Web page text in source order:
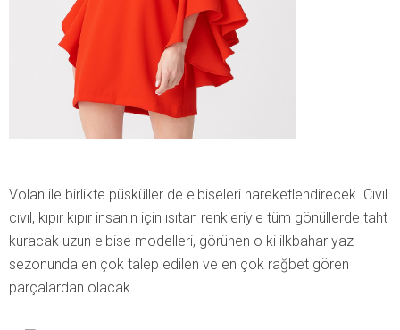
Volan ile birlikte püsküller de elbiseleri hareketlendirecek. Cıvıl
cıvıl, kıpır kıpır insanın için ısıtan renkleriyle tüm gönüllerde taht
kuracak uzun elbise modelleri, görünen o ki ilkbahar yaz
sezonunda en çok talep edilen ve en çok rağbet gören
parçalardan olacak.